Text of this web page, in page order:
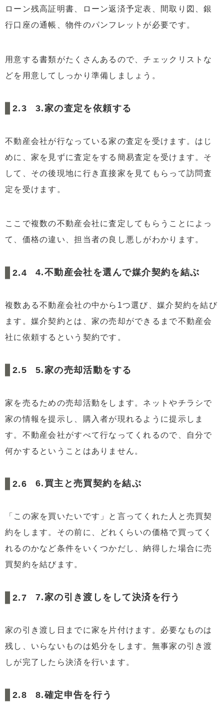
ローン残高証明書、ローン返済予定表、間取り図、銀
行口座の通帳、物件のパンフレットが必要です。
用意する書類がたくさんあるので、チェックリストな
どを用意してしっかり準備しましょう。
3.家の査定を依頼する
不動産会社が行なっている家の査定を受けます。はじ
めに、家を見ずに査定をする簡易査定を受けます。そ
して、その後現地に行き直接家を見てもらって訪問査
定を受けます。
ここで複数の不動産会社に査定してもらうことによっ
て、価格の違い、担当者の良し悪しがわかります。
4.不動産会社を選んで媒介契約を結ぶ
複数ある不動産会社の中から1つ選び、媒介契約を結び
ます。媒介契約とは、家の売却ができるまで不動産会
社に依頼するという契約です。
5.家の売却活動をする
家を売るための売却活動をします。ネットやチラシで
家の情報を提示し、購入者が現れるように提示しま
す。不動産会社がすべて行なってくれるので、自分で
何かするということはありません。
6.買主と売買契約を結ぶ
「この家を買いたいです」と言ってくれた人と売買契
約をします。その前に、どれくらいの価格で買ってく
れるのかなど条件をいくつかだし、納得した場合に売
買契約を結びます。
7.家の引き渡しをして決済を行う
家の引き渡し日までに家を片付けます。必要なものは
残し、いらないものは処分をします。無事家の引き渡
しが完了したら決済を行います。
8.確定申告を行う